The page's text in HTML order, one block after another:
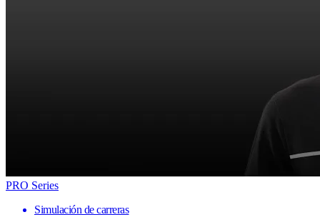
PRO Series
Simulación de carreras